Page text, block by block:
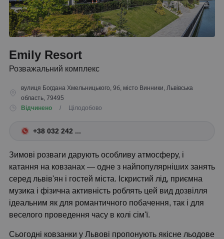
Emily Resort
Розважальний комплекс
вулиця Богдана Хмельницького, 9б, місто Винники, Львівська
область, 79495
Відчинено
/ Цілодобово
+38 032 242 ...
Зимові розваги дарують особливу атмосферу, і
катання на ковзанах — одне з найпопулярніших занять
серед львів'ян і гостей міста. Іскристий лід, приємна
музика і фізична активність роблять цей вид дозвілля
ідеальним як для романтичного побачення, так і для
веселого проведення часу в колі сім'ї.
Сьогодні ковзанки у Львові пропонують якісне льодове